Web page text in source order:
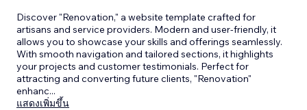
Discover "Renovation," a website template crafted for
artisans and service providers. Modern and user-friendly, it
allows you to showcase your skills and offerings seamlessly.
With smooth navigation and tailored sections, it highlights
your projects and customer testimonials. Perfect for
attracting and converting future clients, "Renovation"
enhanc...
แสดงเพิ่มขึ้น